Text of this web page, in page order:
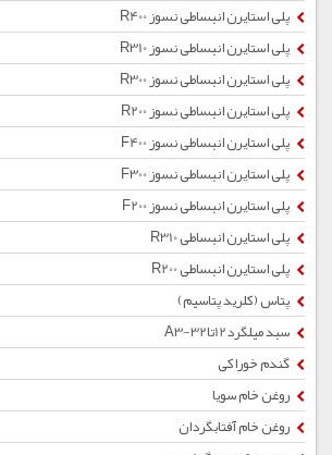
پلی استایرن انبساطی نسوز R400
پلی استایرن انبساطی نسوز R310
پلی استایرن انبساطی نسوز R300
پلی استایرن انبساطی نسوز R200
پلی استایرن انبساطی نسوز F400
پلی استایرن انبساطی نسوز F300
پلی استایرن انبساطی نسوز F200
پلی استایرن انبساطی R310
پلی استایرن انبساطی R200
پتاس (کلرید پتاسیم)
سبد میلگرد12تا32-A3
گندم خوراکی
روغن خام سویا
روغن خام آفتابگردان